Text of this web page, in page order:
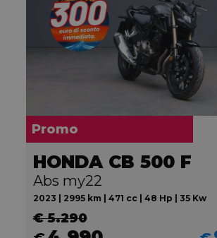
Promo
HONDA CB 500 F
Abs my22
2023 | 2995 km | 471 cc | 48 Hp | 35 Kw
€ 5.290